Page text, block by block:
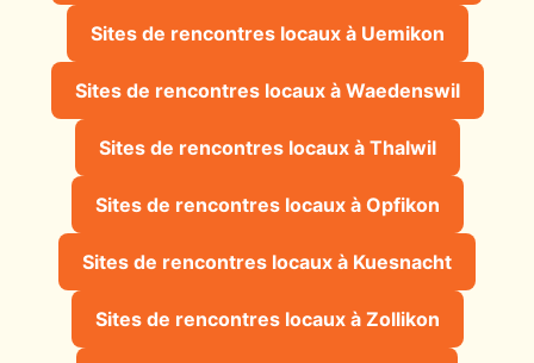
Sites de rencontres locaux à Uemikon
Sites de rencontres locaux à Waedenswil
Sites de rencontres locaux à Thalwil
Sites de rencontres locaux à Opfikon
Sites de rencontres locaux à Kuesnacht
Sites de rencontres locaux à Zollikon